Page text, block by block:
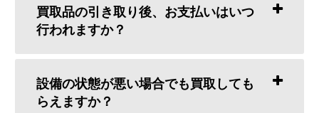
買取品の引き取り後、お支払いはいつ
行われますか？
設備の状態が悪い場合でも買取しても
らえますか？